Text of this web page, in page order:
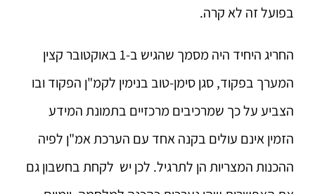
בפועל זה לא קרה.
החריג היחיד היה מסמך שהגיש ב-1 באוקטובר קצין
המערך בפקוד, סגן סימן-טוב בנימין לקמ"ן הפקוד ובו
הצביע על כך שמרכיבים מרכזיים בתמונת המידע
הזמין אינם עולים בקנה אחד עם הערכת אמ"ן לפיה
ההכנות המצריות הן לתרגיל. לכן יש לקחת בחשבון גם